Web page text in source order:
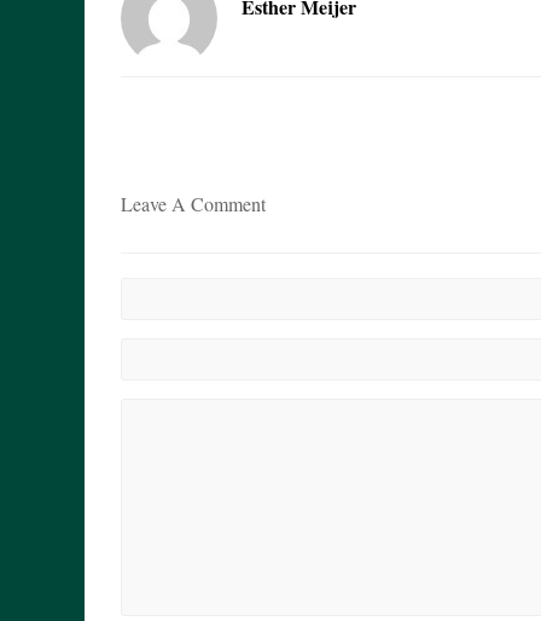
Esther Meijer
Leave A Comment